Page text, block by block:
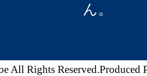
ん。
All Rights Reserved.Produced